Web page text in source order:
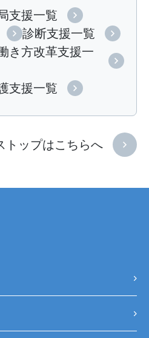
支援一覧
診断支援一覧
き方改革支援一
支援一覧
トップはこちらへ